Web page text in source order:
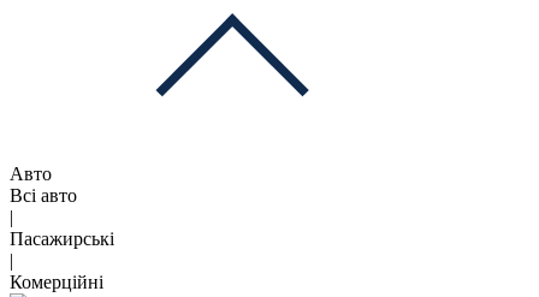
Авто
Всі авто
|
Пасажирські
|
Комерційні